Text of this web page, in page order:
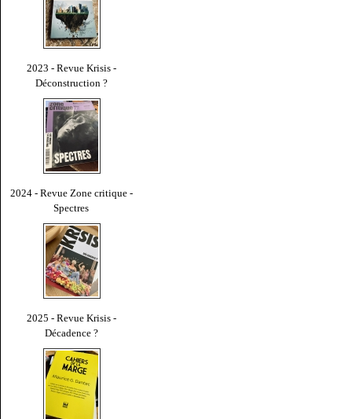
2023 - Revue Krisis -
Déconstruction ?
2024 - Revue Zone critique -
Spectres
2025 - Revue Krisis -
Décadence ?